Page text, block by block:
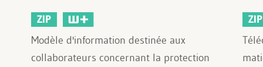
ZIP
Modèle d'information destinée aux
collaborateurs concernant la protection
ZIP